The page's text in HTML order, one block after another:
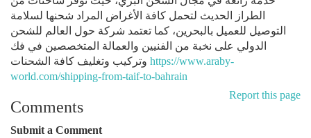
الطراز الحديث لتحمل كافة الأغراض المراد شحنها لسلامة
التوصيل للعميل بالبحرين، كما تعتمد شركة حول العالم للشحن
الدولي على نخبة من الفنيين والعمالة المتخصصين في فك
https://www.araby-
world.com/shipping-from-taif-to-bahrain
Report this page
Comments
Submit a Comment